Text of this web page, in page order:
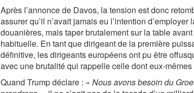
Après l’annonce de Davos, la tension est donc
assurer qu’il n’avait jamais eu l’intention
douanières, mais taper brutalement sur la table
habituelle. En tant que dirigeant de la première
définitive, les dirigeants européens ont pu être
avec une brutalité qui rappelle celle dont eux-
Quand Trump déclare : « Nous avons besoin du